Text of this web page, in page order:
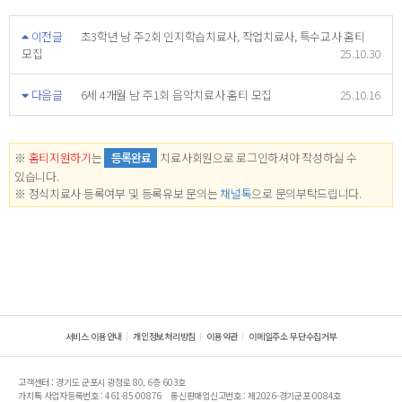
이전글
초3학년 남 주2회 인지학습치료사, 작업치료사, 특수교사 홈티
모집
25.10.30
다음글 6세 4개월 남 주1회 음악치료사 홈티 모집 25.10.16
※ 홈티지원하기는 등록완료 치료사회원으로 로그인하셔야 작성하실 수
있습니다.
※ 정식치료사 등록여부 및 등록유보 문의는 채널톡으로 문의부탁드립니다.
서비스 이용안내 개인정보처리방침 이용약관 이메일주소 무단수집거부
고객센터 : 경기도 군포시 광정로 80, 6층 603호
가치톡 사업자등록번호 : 461-85-00876
통신판매업신고번호 : 제2026-경기군포-0084호